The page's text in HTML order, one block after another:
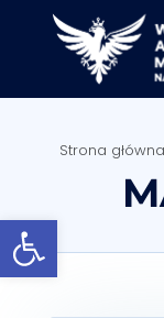
Strona główna
Otwórz pasek narzędzi